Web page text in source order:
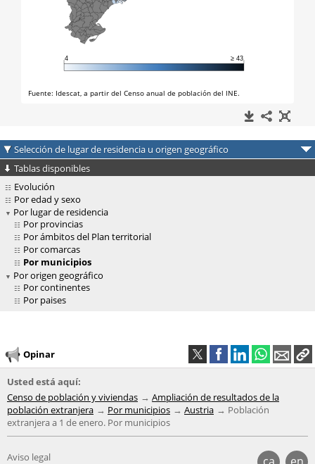
Selección de lugar de residencia u origen geográfico
Tablas disponibles
Evolución
Por edad y sexo
Por lugar de residencia
Por provincias
Por ámbitos del Plan territorial
Por comarcas
Por municipios
Por origen geográfico
Por continentes
Por paises
Opinar
Usted está aquí:
Censo de población y viviendas
Ampliación de resultados de la
población extranjera
Por municipios Austria
Población
extranjera a 1 de enero. Por municipios
Aviso legal